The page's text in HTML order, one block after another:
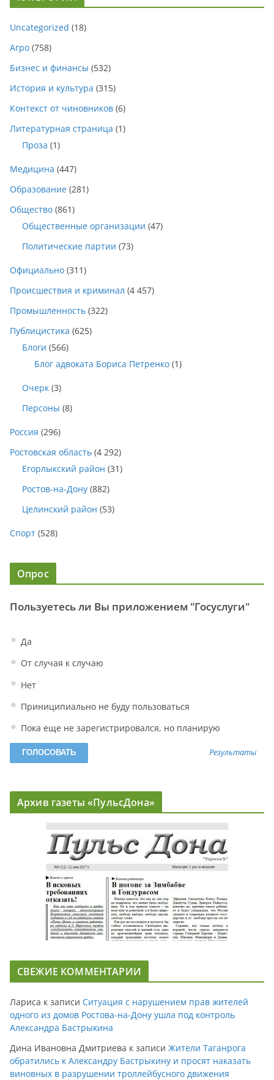
Uncategorized (18)
Агро (758)
Бизнес и финансы (532)
История и культура (315)
Контекст от чиновников (6)
Литературная страница (1)
Проза (1)
Медицина (447)
Образование (281)
Общество (861)
Общественные организации (47)
Политические партии (73)
Официально (311)
Происшествия и криминал (4 457)
Промышленность (322)
Публицистика (625)
Блоги (566)
Блог адвоката Бориса Петренко (1)
Очерк (3)
Персоны (8)
Россия (296)
Ростовская область (4 292)
Егорлыкский район (31)
Ростов-на-Дону (882)
Целинский район (53)
Спорт (528)
Опрос
Пользуетесь ли Вы приложением "Госуслуги"
Да
От случая к случаю
Нет
Приниципиально не буду пользоваться
Пока еще не зарегистрировался, но планирую
Результаты
Архив газеты «ПульсДона»
СВЕЖИЕ КОММЕНТАРИИ
Лариса к записи Ситуация с нарушением прав жителей
одного из домов Ростова-на-Дону ушла под контроль
Александра Бастрыкина
Дина Ивановна Дмитриева к записи Жители Таганрога
обратились к Александру Бастрыкину и просят наказать
виновных в разрушении троллейбусного движения